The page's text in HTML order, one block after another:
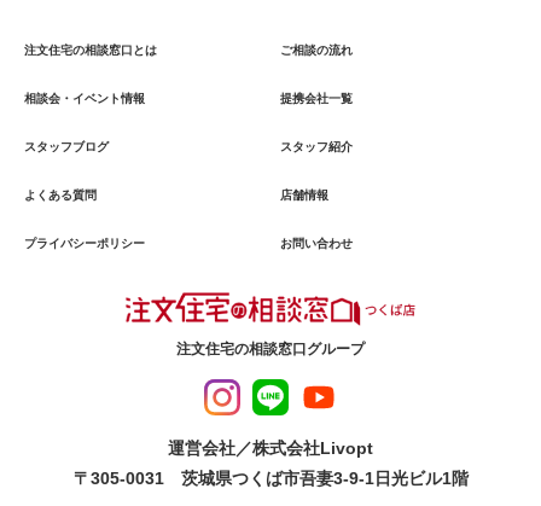
注文住宅の相談窓口とは ご相談の流れ
相談会・イベント情報 提携会社一覧
スタッフブログ スタッフ紹介
よくある質問 店舗情報
プライバシーポリシー お問い合わせ
注文住宅の相談窓口グループ
運営会社／株式会社Livopt
〒305-0031 茨城県つくば市吾妻3-9-1日光ビル1階